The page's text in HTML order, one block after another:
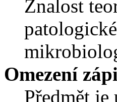
Znalost
Omezení
Předmět je